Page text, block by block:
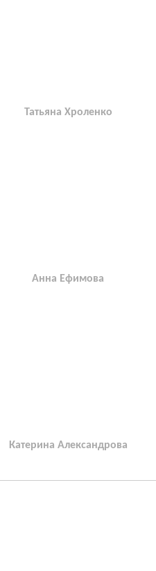
Татьяна Хроленко
Анна Ефимова
Катерина Александрова